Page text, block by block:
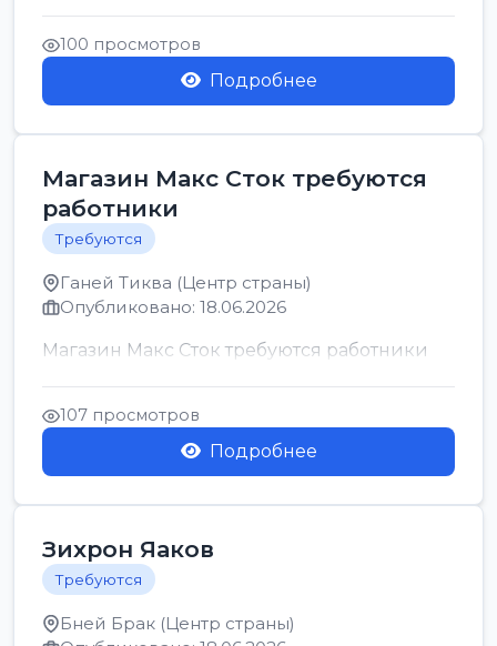
позицию возможна дом...
100 просмотров
Подробнее
Магазин Макс Сток требуются
работники
Требуются
Ганей Тиква (Центр страны)
Опубликовано: 18.06.2026
Магазин Макс Сток требуются работники
107 просмотров
Подробнее
Зихрон Яаков
Требуются
Бней Брак (Центр страны)